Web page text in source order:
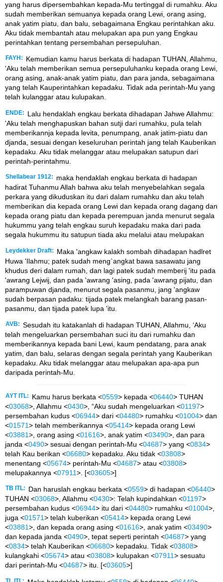
yang harus dipersembahkan kepada-Mu tertinggal di rumahku. Aku
sudah memberikan semuanya kepada orang Lewi, orang asing,
anak yatim piatu, dan balu, sebagaimana Engkau perintahkan aku.
Aku tidak membantah atau melupakan apa pun yang Engkau
perintahkan tentang persembahan persepuluhan.
FAYH:
Kemudian kamu harus berkata di hadapan TUHAN, Allahmu,
'Aku telah memberikan semua persepuluhanku kepada orang Lewi,
orang asing, anak-anak yatim piatu, dan para janda, sebagaimana
yang telah Kauperintahkan kepadaku. Tidak ada perintah-Mu yang
telah kulanggar atau kulupakan.
ENDE:
Lalu hendaklah engkau berkata dihadapan Jahwe Allahmu:
'Aku telah menghapuskan bahan sutji dari rumahku, pula telah
memberikannja kepada levita, penumpang, anak jatim-piatu dan
djanda, sesuai dengan keseluruhan perintah jang telah Kauberikan
kepadaku. Aku tidak melanggar atau melupakan satupun dari
perintah-perintahmu.
Shellabear 1912:
maka hendaklah engkau berkata di hadapan
hadirat Tuhanmu Allah bahwa aku telah menyebelahkan segala
perkara yang dikuduskan itu dari dalam rumahku dan aku telah
memberikan dia kepada orang Lewi dan kepada orang dagang dan
kepada orang piatu dan kepada perempuan janda menurut segala
hukummu yang telah engkau suruh kepadaku maka dari pada
segala hukummu itu satupun tiada aku melalui atau melupakan
Leydekker Draft:
Maka 'angkaw kalakh sombah dihadapan hadlret
Huwa 'Ilahmu; patek sudah meng`angkat bawa sasawatu jang
khudus deri dalam rumah, dan lagi patek sudah memberij 'itu pada
'awrang Lejwij, dan pada 'awrang 'asing, pada 'awrang pijatu, dan
parampuwan djanda, menurut segala pasanmu, jang 'angkaw
sudah berpasan padaku: tijada patek melangkah barang pasan-
pasanmu, dan tijada patek lupa 'itu.
AVB: Sesudah itu katakanlah di hadapan TUHAN, Allahmu, ‘Aku
telah mengeluarkan persembahan suci itu dari rumahku dan
memberikannya kepada bani Lewi, kaum pendatang, para anak
yatim, dan balu, selaras dengan segala perintah yang Kauberikan
kepadaku. Aku tidak melanggar atau melupakan apa-apa pun
daripada perintah-Mu.
AYT ITL: Kamu harus berkata <0559> kepada <06440> TUHAN
<03068>, Allahmu <0430>, “Aku sudah mengeluarkan <01197>
persembahan kudus <06944> dari <04480> rumahku <01004> dan
<01571> telah memberikannya <05414> kepada orang Lewi
<03881>, orang asing <01616>, anak yatim <03490>, dan para
janda <0490> sesuai dengan perintah-Mu <04687> yang <0834>
telah Kau berikan <06680> kepadaku. Aku tidak <03808>
menentang <05674> perintah-Mu <04687> atau <03808>
melupakannya <07911>. [<03605>]
TB ITL: Dan haruslah engkau berkata <0559> di hadapan <06440>
TUHAN <03068>, Allahmu <0430>: Telah kupindahkan <01197>
persembahan kudus <06944> itu dari <04480> rumahku <01004>,
juga <01571> telah kuberikan <05414> kepada orang Lewi
<03881>, dan kepada orang asing <01616>, anak yatim <03490>
dan kepada janda <0490>, tepat seperti perintah <04687> yang
<0834> telah Kauberikan <06680> kepadaku. Tidak <03808>
kulangkahi <05674> atau <03808> kulupakan <07911> sesuatu
dari perintah-Mu <04687> itu. [<03605>]
TL ITL: